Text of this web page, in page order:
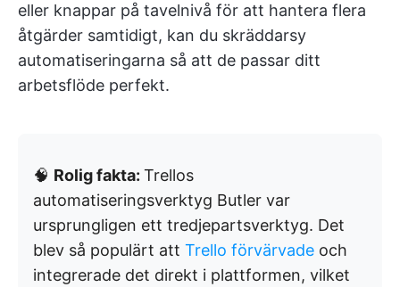
eller knappar på tavelnivå för att hantera flera
åtgärder samtidigt, kan du skräddarsy
automatiseringarna så att de passar ditt
arbetsflöde perfekt.
🧠 Rolig fakta: Trellos
automatiseringsverktyg Butler var
ursprungligen ett tredjepartsverktyg. Det
blev så populärt att Trello förvärvade och
integrerade det direkt i plattformen, vilket